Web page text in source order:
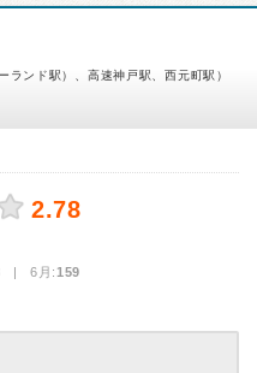
ンド駅）、高速神戸駅、西元町駅）
2.78
| 6月:159